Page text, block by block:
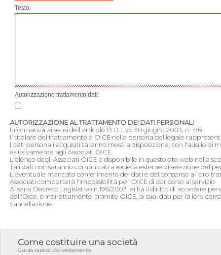
Testo:
Autorizzazione trattamento dati:
AUTORIZZAZIONE AL TRATTAMENTO DEI DATI PERSONALI
Informativa ai sensi dell'articolo 13 D.L.vo 30 giugno 2003, n. 196
Il titolare del trattamento è OICE nella persona del legale
I dati personali acquisiti saranno messi a disposizione, con l'ausilio
eslusivamente agli Associati OICE.
L'elenco degli Associati OICE è disponibile in questo sito web nella
Tali dati non saranno comunicati a società esterne di selezione del
L'eventuale mancato conferimento dei dati e del consenso al loro
Associati comporterà l'impossibilità per OICE di dar corso al servizio.
Ai sensi Decreto Legislativo n.196/2003 lei ha il diritto di accedere
dell'Oice, o indirettamente, tramite OICE, ai suoi dati per la loro
cancellazione.
Come costituire una società
Guida rapida d'orientamento